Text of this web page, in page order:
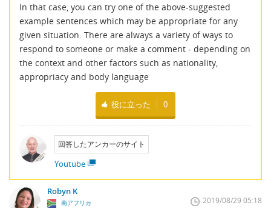
In that case, you can try one of the above-suggested
example sentences which may be appropriate for any
given situation. There are always a variety of ways to
respond to someone or make a comment - depending on
the context and other factors such as nationality,
appropriacy and body language
役に立った 0
回答したアンカーのサイト
Youtube
Robyn K
南アフリカ 2019/08/29 05:18